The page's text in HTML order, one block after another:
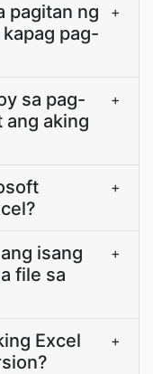
pagitan ng
pag-
+
sa pag-
aking
+
+
isang
file sa
+
Excel
+